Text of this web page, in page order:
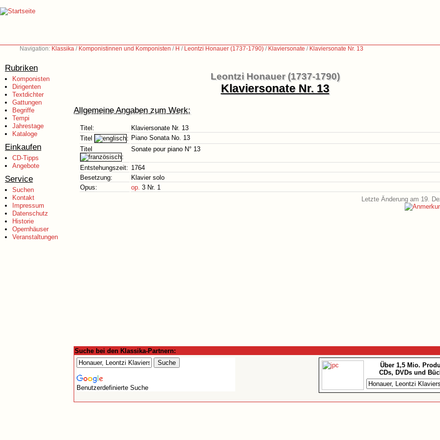
Navigation: Klassika / Komponistinnen und Komponisten / H / Leontzi Honauer (1737-1790) / Klaviersonate / Klaviersonate Nr. 13
Rubriken
Komponisten
Dirigenten
Textdichter
Gattungen
Begriffe
Tempi
Jahrestage
Kataloge
Einkaufen
CD-Tipps
Angebote
Service
Suchen
Kontakt
Impressum
Datenschutz
Historie
Opernhäuser
Veranstaltungen
Leontzi Honauer (1737-1790)
Klaviersonate Nr. 13
Allgemeine Angaben zum Werk:
Titel:
Klaviersonate Nr. 13
Titel
: Piano Sonata No. 13
Titel
:
Sonate pour piano N° 13
Entstehungszeit: 1764
Besetzung:
Klavier solo
Opus:
op. 3 Nr. 1
Letzte Änderung am 19.
Suche bei den Klassika-Partnern:
Benutzerdefinierte Suche
Über 1,5 Mio.
CDs, DVDs und